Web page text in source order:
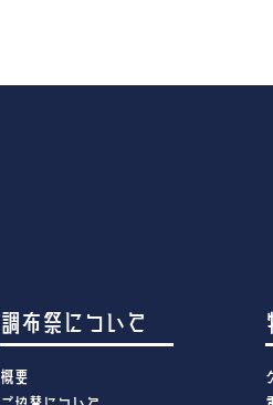
調布祭について
概要